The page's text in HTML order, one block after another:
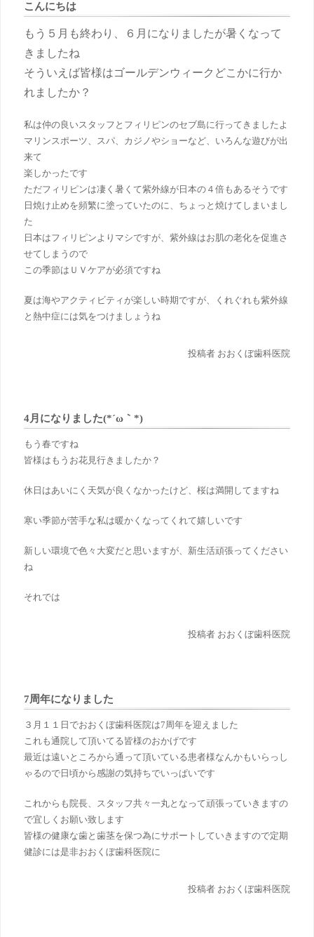
こんにちは
もう５月も終わり、６月になりましたが暑くなって
きましたね
そういえば皆様はゴールデンウィークどこかに行か
れましたか？
私は仲の良いスタッフとフィリピンのセブ島に行ってきましたよ
マリンスポーツ、スパ、カジノやショーなど、いろんな遊びが出
来て
楽しかったです
ただフィリピンは凄く暑くて紫外線が日本の４倍もあるそうです
日焼け止めを頻繁に塗っていたのに、ちょっと焼けてしまいまし
た
日本はフィリピンよりマシですが、紫外線はお肌の老化を促進さ
せてしまうので
この季節はＵＶケアが必須ですね
夏は海やアクティビティが楽しい時期ですが、くれぐれも紫外線
と熱中症には気をつけましょうね
投稿者 おおくぼ歯科医院
4月になりました(*´ω｀*)
もう春ですね
皆様はもうお花見行きましたか？
休日はあいにく天気が良くなかったけど、桜は満開してますね
寒い季節が苦手な私は暖かくなってくれて嬉しいです
新しい環境で色々大変だと思いますが、新生活頑張ってください
ね
それでは
投稿者 おおくぼ歯科医院
7周年になりました
３月１１日でおおくぼ歯科医院は7周年を迎えました
これも通院して頂いてる皆様のおかげです
最近は遠いところから通って頂いている患者様なんかもいらっし
ゃるので日頃から感謝の気持ちでいっぱいです
これからも院長、スタッフ共々一丸となって頑張っていきますの
で宜しくお願い致します
皆様の健康な歯と歯茎を保つ為にサポートしていきますので定期
健診には是非おおくぼ歯科医院に
投稿者 おおくぼ歯科医院